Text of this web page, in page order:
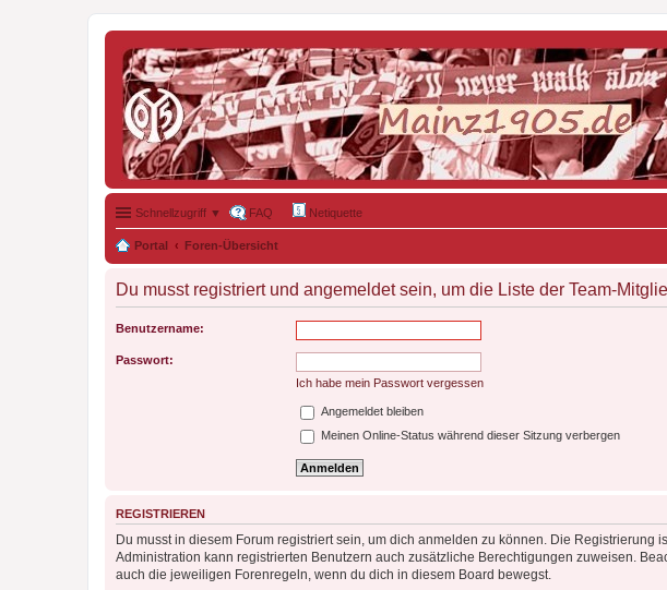
Schnellzugriff ▼ FAQ Netiquette
Portal Foren-Übersicht
Du musst registriert und angemeldet sein, um die Liste der Team-
Benutzername:
Passwort:
Ich habe mein Passwort vergessen
Angemeldet bleiben
Meinen Online-Status während dieser Sitzung verbergen
REGISTRIEREN
Du musst in diesem Forum registriert sein, um dich anmelden zu können. Die
Administration kann registrierten Benutzern auch zusätzliche Berechtigungen zuweisen.
auch die jeweiligen Forenregeln, wenn du dich in diesem Board bewegst.